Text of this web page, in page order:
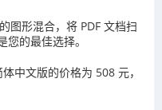
图形混合，将 PDF 文档扫
的最佳选择。
中文版的价格为 508 元，